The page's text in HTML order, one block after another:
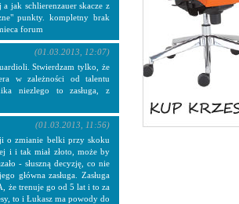
jak schlierenzauer skacze z
punkty. kompletny brak
forum
Stwierdzam tylko, że
w zależności od talentu
niezlego to zasługa, z
(01.03.2013, 12:07)
o zmianie belki przy skoku
i i tak miał złoto, może by
- słuszną decyzję, co nie
główna zasługa. Zasługa
że trenuje go od 5 lat i to za
to i Łukasz ma powody do
(01.03.2013, 11:56)